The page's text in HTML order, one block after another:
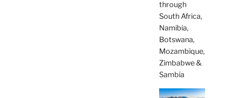
through
South Africa,
Namibia,
Botswana,
Mozambique,
Zimbabwe &
Sambia